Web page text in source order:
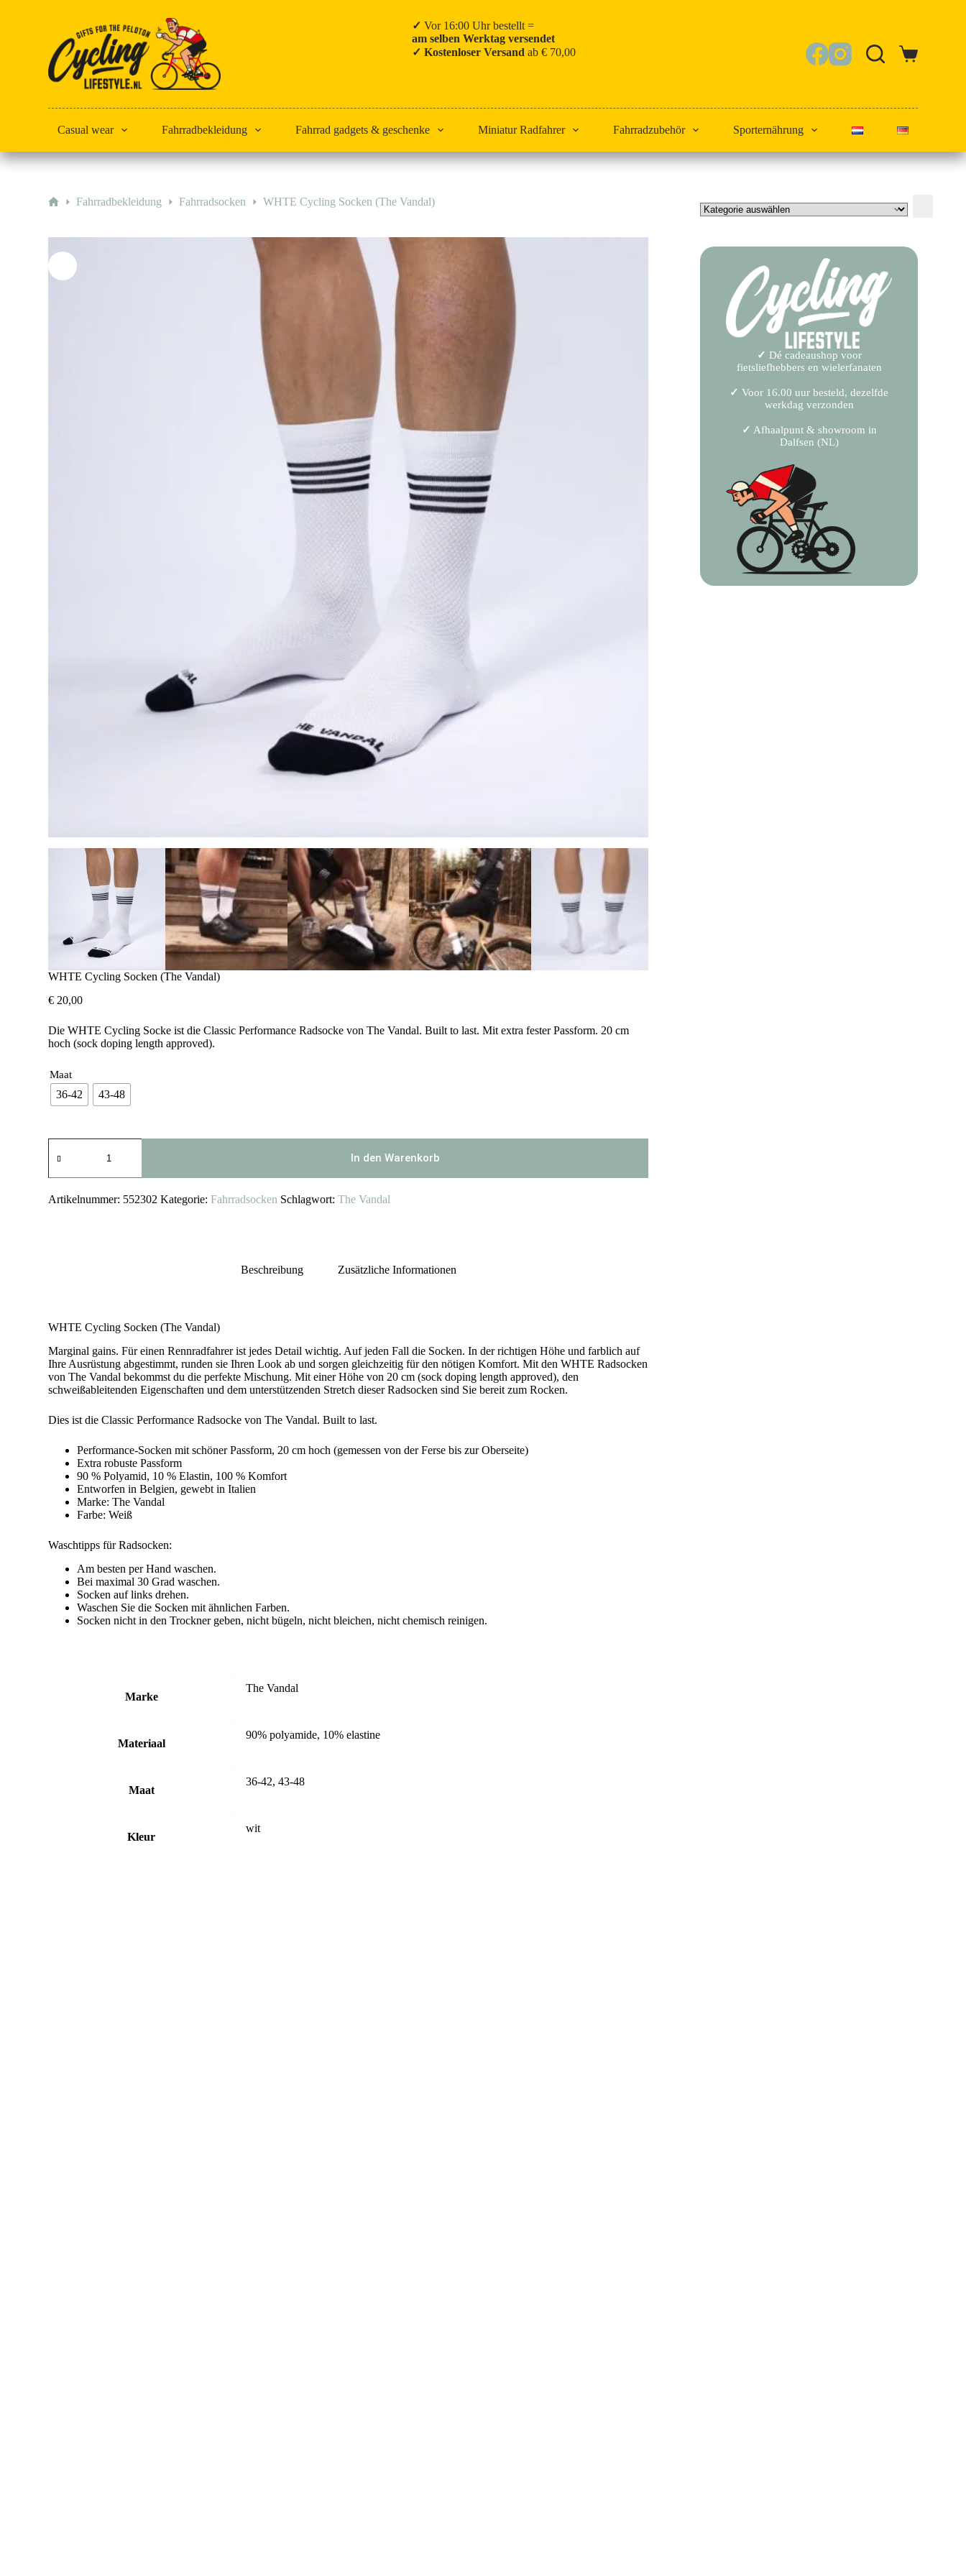
✓ Vor 16:00 Uhr bestellt =
am selben Werktag versendet
✓ Kostenloser Versand ab € 70,00
Warenkorb
Casual wear Fahrradbekleidung Fahrrad gadgets & geschenke Miniatur Radfahrer Fahrradzubehör Sporternährung
StartFahrradbekleidung Fahrradsocken WHTE Cycling Socken (The Vandal)
WHTE Cycling Socken (The Vandal)
€ 20,00
Die WHTE Cycling Socke ist die Classic Performance Radsocke von The Vandal. Built to last. Mit extra fester Passform. 20 cm
hoch (sock doping length approved).
Maat
36-42 43-48
Cycling
(The
Menge
In den Warenkorb
Artikelnummer: 552302 Kategorie:Fahrradsocken Schlagwort:The Vandal
Beschreibung Zusätzliche Informationen
WHTE Cycling Socken (The Vandal)
Marginal gains. Für einen Rennradfahrer ist jedes Detail wichtig. Auf jeden Fall die Socken. In der richtigen Höhe und farblich auf
Ihre Ausrüstung abgestimmt, runden sie Ihren Look ab und sorgen gleichzeitig für den nötigen Komfort. Mit den WHTE Radsocken
von The Vandal bekommst du die perfekte Mischung. Mit einer Höhe von 20 cm (sock doping length approved), den
schweißableitenden Eigenschaften und dem unterstützenden Stretch dieser Radsocken sind Sie bereit zum Rocken.
Dies ist die Classic Performance Radsocke von The Vandal. Built to last.
Performance-Socken mit schöner Passform, 20 cm hoch (gemessen von der Ferse bis zur Oberseite)
Extra robuste Passform
90 % Polyamid, 10 % Elastin, 100 % Komfort
Entworfen in Belgien, gewebt in Italien
Marke: The Vandal
Farbe: Weiß
Waschtipps für Radsocken:
Am besten per Hand waschen.
Bei maximal 30 Grad waschen.
Socken auf links drehen.
Waschen Sie die Socken mit ähnlichen Farben.
Socken nicht in den Trockner geben, nicht bügeln, nicht bleichen, nicht chemisch reinigen.
Marke
The Vandal
Materiaal
90% polyamide, 10% elastine
Maat
36-42, 43-48
Kleur
wit
auswählen
✓ Dé cadeaushop voor
fietsliefhebbers en wielerfanaten
✓ Voor 16.00 uur besteld, dezelfde
werkdag verzonden
✓ Afhaalpunt & showroom in
Dalfsen (NL)